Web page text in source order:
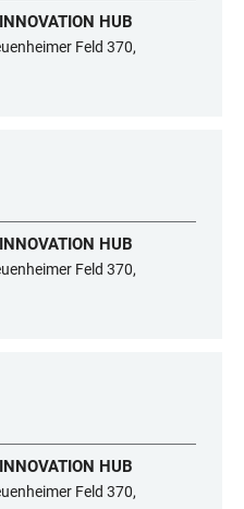
HUB
Feld 370,
HUB
Feld 370,
HUB
Feld 370,